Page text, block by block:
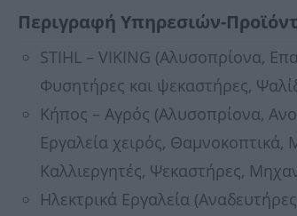
Περιγραφή Υπηρεσιών-
STIHL – VIKING (Αλυσοπρίονα,
Φυσητήρες και ψεκαστήρες,
Κήπος – Αγρός (Αλυσοπρίονα,
Εργαλεία χειρός,
Καλλιεργητές, Ψεκαστήρες,
Ηλεκτρικά Εργαλεία